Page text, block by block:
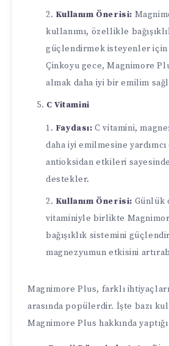
Kullanım Önerisi:
kullanımı, özellikle
güçlendirmek isteyenler için
Çinkoyu gece, Magnimore
almak daha iyi bir emilim
C Vitamini
Faydası: C vitamini,
daha iyi emilmesine
antioksidan etkileri
destekler.
Kullanım Önerisi: Günlük
vitaminiyle birlikte
bağışıklık sistemini
magnezyumun etkisini
Magnimore Plus, farklı
arasında popülerdir. İşte bazı
Magnimore Plus hakkında